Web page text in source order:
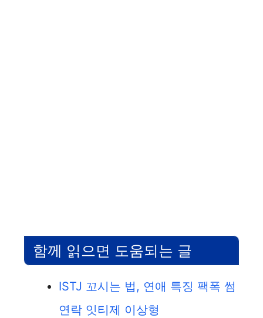
함께 읽으면 도움되는 글
ISTJ 꼬시는 법, 연애 특징 팩폭 썸
연락 잇티제 이상형